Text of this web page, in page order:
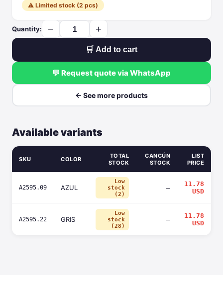
⚠️ Limited stock (2 pcs)
Quantity: − +
🛒 Add to cart
💬 Request quote via WhatsApp
← See more products
Available variants
SKU COLOR
TOTAL
STOCK
CANCÚN
STOCK
LIST
PRICE
A2595.09 AZUL
Low
stock
(2)
—
11.78
USD
A2595.22 GRIS
Low
stock
(28)
—
11.78
USD